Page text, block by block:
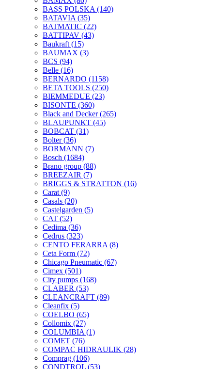
BASS POLSKA (140)
BATAVIA (35)
BATMATIC (22)
BATTIPAV (43)
Baukraft (15)
BAUMAX (3)
BCS (94)
Belle (16)
BERNARDO (1158)
BETA TOOLS (250)
BIEMMEDUE (23)
BISONTE (360)
Black and Decker(265)
BLAUPUNKT (45)
BOBCAT (31)
Bolter(36)
BORMANN (7)
Bosch (1684)
Brano group (88)
BREEZAIR (7)
BRIGGS & STRATTON (16)
Carat (9)
Casals (20)
Castelgarden (5)
CAT (52)
Cedima (36)
Cedrus (323)
CENTO FERARRA (8)
Ceta Form (72)
Chicago Pneumatic (67)
Cimex (501)
City pumps (168)
CLABER (53)
CLEANCRAFT (89)
Cleanfix (5)
COELBO (65)
Collomix (27)
COLUMBIA (1)
COMET (76)
COMPAC HIDRAULIK (28)
Comprag (106)
CONDTROL (53)